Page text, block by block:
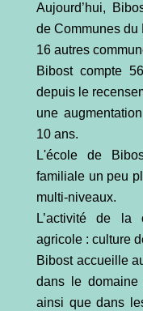
Aujourd’hui,
de Communes du
16 autres
Bibost compte
depuis le
une
10 ans.
L'école de
familiale un peu
multi-niveaux.
L’activité de la
agricole : culture
Bibost accueille
dans le
ainsi que dans